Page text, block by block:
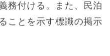
務付ける。また、民泊
ことを示す標識の掲示